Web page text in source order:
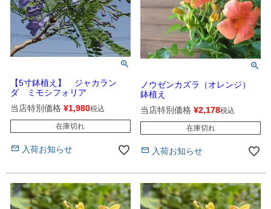
【5寸鉢植え】 ジャカラン
ダ ミモシフォリア
当店特別価格 ¥1,980税込
在庫切れ
入荷お知らせ
ノウゼンカズラ（オレンジ）
鉢植え
当店特別価格 ¥2,178税込
在庫切れ
入荷お知らせ